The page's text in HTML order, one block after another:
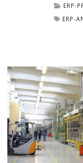
ERP-
ERP-